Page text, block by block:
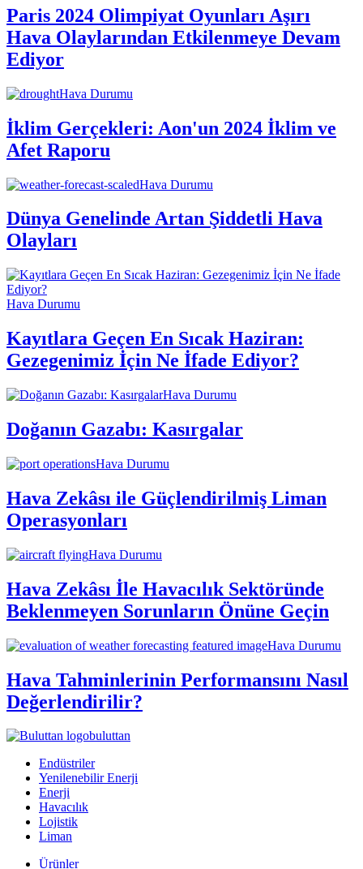
Paris 2024 Olimpiyat Oyunları Aşırı
Hava Olaylarından Etkilenmeye Devam
Ediyor
Hava Durumu
İklim Gerçekleri: Aon'un 2024 İklim ve
Afet Raporu
Hava Durumu
Dünya Genelinde Artan Şiddetli Hava
Olayları
Hava Durumu
Kayıtlara Geçen En Sıcak Haziran:
Gezegenimiz İçin Ne İfade Ediyor?
Hava Durumu
Doğanın Gazabı: Kasırgalar
Hava Durumu
Hava Zekâsı ile Güçlendirilmiş Liman
Operasyonları
Hava Durumu
Hava Zekâsı İle Havacılık Sektöründe
Beklenmeyen Sorunların Önüne Geçin
Hava Durumu
Hava Tahminlerinin Performansını Nasıl
Değerlendirilir?
buluttan
Endüstriler
Yenilenebilir Enerji
Enerji
Havacılık
Lojistik
Liman
Ürünler